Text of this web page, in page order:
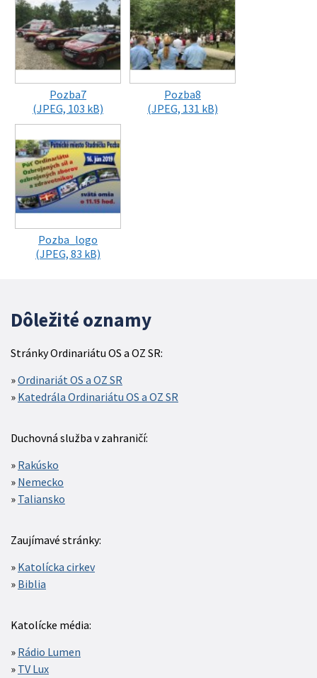
Pozba7
(JPEG, 103 kB)
Pozba8
(JPEG, 131 kB)
Pozba_logo
(JPEG, 83 kB)
Dôležité oznamy
Stránky Ordinariátu OS a OZ SR:
Ordinariát OS a OZ SR
Katedrála Ordinariátu OS a OZ SR
Duchovná služba v zahraničí:
Rakúsko
Nemecko
Taliansko
Zaujímavé stránky:
Katolícka cirkev
Biblia
Katolícke média:
Rádio Lumen
TV Lux